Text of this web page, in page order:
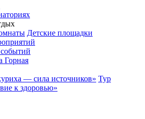
Детские площадки
Горная
— сила источников» Тур
к здоровью»